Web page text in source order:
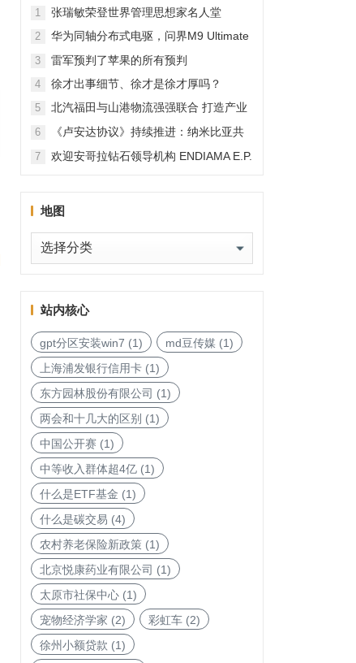
理维权”
1 张瑞敏荣登世界管理思想家名人堂
2
华为同轴分布式电驱，问界M9 Ultimate
背后的“车轮思想者”
3 雷军预判了苹果的所有预判
4 徐才出事细节、徐才是徐才厚吗？
5
北汽福田与山港物流强强联合 打造产业
融合新范本
6
《卢安达协议》持续推进：纳米比亚共
和国加入，印度宝石与珠宝出口促进委
员会与迪拜多种商品交易中心启动加入
7
欢迎安哥拉钻石领导机构 ENDIAMA E.P.
地图
地
图
站内核心
gpt分区安装win7 (1) md豆传媒(1)
上海浦发银行信用卡(1)
东方园林股份有限公司 (1)
两会和十几大的区别 (1)
中国公开赛(1)
中等收入群体超4亿(1)
什么是ETF基金 (1)
什么是碳交易 (4)
农村养老保险新政策(1)
北京悦康药业有限公司 (1)
太原市社保中心(1)
宠物经济学家 (2) 彩虹车(2)
徐州小额贷款 (1)